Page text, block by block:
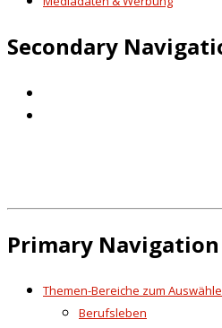
Secondary
Primary Navigation
Themen-Bereiche zum
Berufsleben